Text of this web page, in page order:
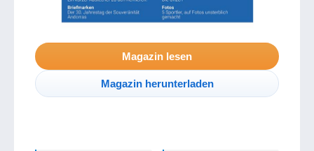
Magazin lesen
Magazin herunterladen